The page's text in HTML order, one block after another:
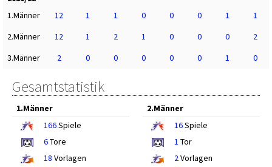
1.Männer
12 1 1 0 0 0 1
1
2.Männer
12 1 2 1 0 0 0
2
3.Männer
2 0 0 0 0 0 1 0
Gesamtstatistik
1.Männer
166Spiele
6Tore
18 Vorlagen
2.Männer
16Spiele
1 Tor
2Vorlagen